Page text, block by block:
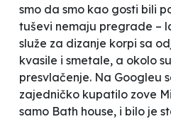
smo da smo kao gosti bili
tuševi nemaju pregrade –
služe za dizanje korpi sa
kvasile i smetale, a okolo
presvlačenje. Na Googleu
zajedničko kupatilo zove
samo Bath house, i bilo je